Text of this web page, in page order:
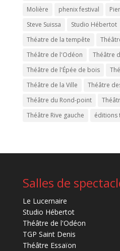
Molière
phenix festival
Steve Suissa
Studio Hébertot
Théatre de la tempête
Théâtre de l'Odéon
Théâtre
Théâtre de l'Épée de bois
Théâtre de la Ville
Théâtre
Théâtre du Rond-point
Théâtre Rive gauche
éditions
Salles de
Le Lucernaire
Studio Hébertot
Théâtre de l'Odéon
TGP Saint Denis
Théâtre Essaïon